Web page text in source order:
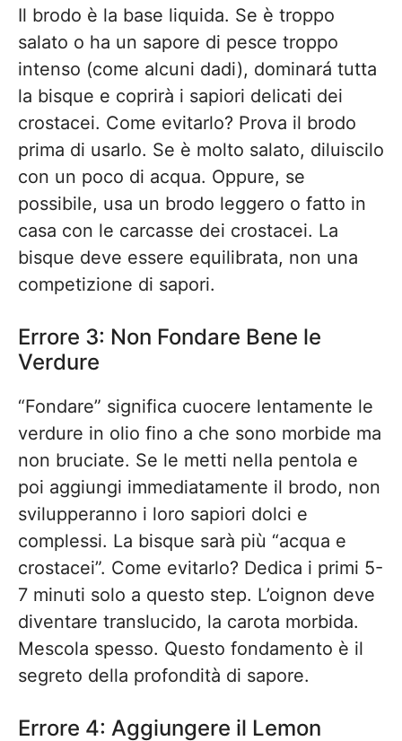
Il brodo è la base liquida. Se è troppo
salato o ha un sapore di pesce troppo
intenso (come alcuni dadi), dominará tutta
la bisque e coprirà i sapiori delicati dei
crostacei. Come evitarlo? Prova il brodo
prima di usarlo. Se è molto salato, diluiscilo
con un poco di acqua. Oppure, se
possibile, usa un brodo leggero o fatto in
casa con le carcasse dei crostacei. La
bisque deve essere equilibrata, non una
competizione di sapori.
Errore 3: Non Fondare Bene le
Verdure
“Fondare” significa cuocere lentamente le
verdure in olio fino a che sono morbide ma
non bruciate. Se le metti nella pentola e
poi aggiungi immediatamente il brodo, non
svilupperanno i loro sapiori dolci e
complessi. La bisque sarà più “acqua e
crostacei”. Come evitarlo? Dedica i primi 5-
7 minuti solo a questo step. L’oignon deve
diventare translucido, la carota morbida.
Mescola spesso. Questo fondamento è il
segreto della profondità di sapore.
Errore 4: Aggiungere il Lemon